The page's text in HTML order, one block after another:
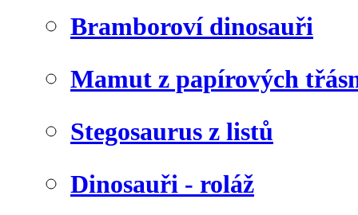
Bramboroví dinosauři
Mamut z papírových
Stegosaurus z listů
Dinosauři - roláž